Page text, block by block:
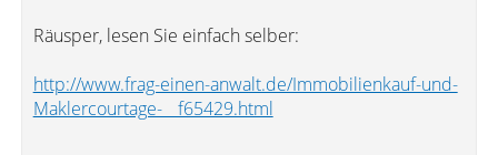
Räusper, lesen Sie einfach selber:
http://www.frag-einen-anwalt.de/Immobilienkauf-und-
Maklercourtage-__f65429.html